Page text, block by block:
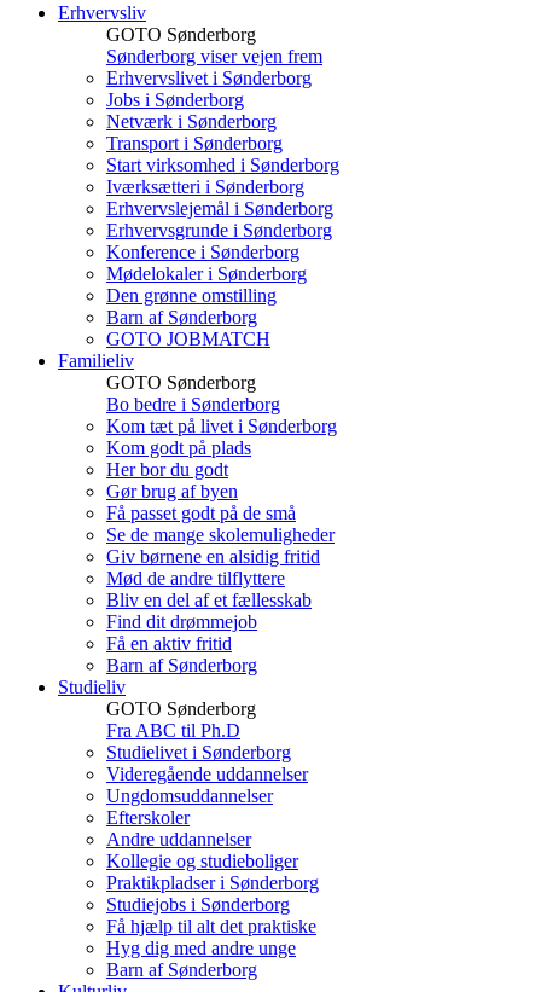
Erhvervsliv
GOTO Sønderborg
Sønderborg viser vejen frem
Erhvervslivet i Sønderborg
Jobs i Sønderborg
Netværk i Sønderborg
Transport i Sønderborg
Start virksomhed i Sønderborg
Iværksætteri i Sønderborg
Erhvervslejemål i Sønderborg
Erhvervsgrunde i Sønderborg
Konference i Sønderborg
Mødelokaler i Sønderborg
Den grønne omstilling
Barn af Sønderborg
GOTO JOBMATCH
Familieliv
GOTO Sønderborg
Bo bedre i Sønderborg
Kom tæt på livet i Sønderborg
Kom godt på plads
Her bor du godt
Gør brug af byen
Få passet godt på de små
Se de mange skolemuligheder
Giv børnene en alsidig fritid
Mød de andre tilflyttere
Bliv en del af et fællesskab
Find dit drømmejob
Få en aktiv fritid
Barn af Sønderborg
Studieliv
GOTO Sønderborg
Fra ABC til Ph.D
Studielivet i Sønderborg
Videregående uddannelser
Ungdomsuddannelser
Efterskoler
Andre uddannelser
Kollegie og studieboliger
Praktikpladser i Sønderborg
Studiejobs i Sønderborg
Få hjælp til alt det praktiske
Hyg dig med andre unge
Barn af Sønderborg